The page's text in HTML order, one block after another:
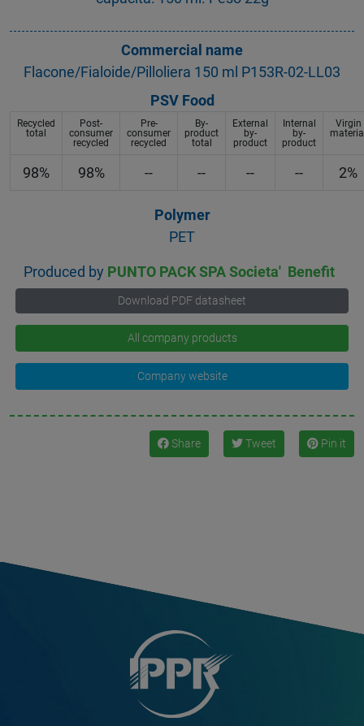
Commercial name
Flacone/Fialoide/Pilloliera 150 ml P153R-02-LL03
PSV Food
Recycled
total
Post-
consumer
recycled
Pre-
consumer
recycled
By-
product
total
External
by-
product
Internal
by-
product
Virgin
98% 98% -- -- -- -- 2%
Polymer
PET
Produced by PUNTO PACK SPA Societa' Benefit
Download PDF datasheet
All company products
Company website
Share Tweet Pin it